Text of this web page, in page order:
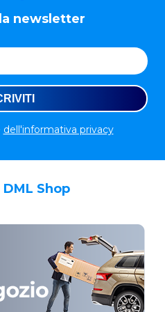
newsletter
dell'informativa privacy
Shop